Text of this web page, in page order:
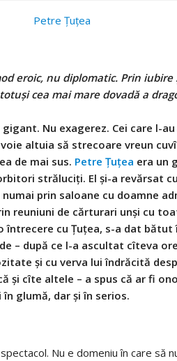
Petre Țuțea
eroic, nu diplomatic. Prin iubire
cea mai mare dovadă a
Nu exagerez. Cei care l-
altuia să strecoare vreun
de mai sus. Petre Țuțea era un
străluciți. El și-a revărsat
prin saloane cu doamne
reuniuni de cărturari unși cu
întrecere cu Țuțea, s-a dat
– după ce l-a ascultat cîteva
și cu verva lui îndrăcită
și cîte altele – a spus că ar fi
în glumă, dar și în serios.
Nu e domeniu în care să